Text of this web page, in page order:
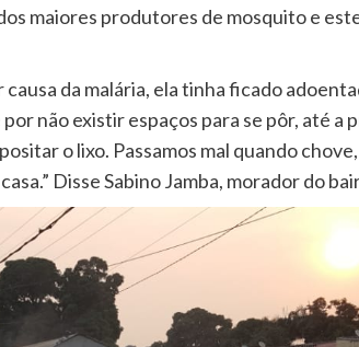
maiores produtores de mosquito e
da malária, ela tinha ficado
não existir espaços para se pôr, até
o lixo. Passamos mal quando
Disse Sabino Jamba, morador do